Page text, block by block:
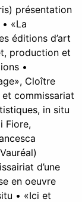
présentation
«La
éditions d’art
production et
•
Cloître
commissariat
in situ
Fiore,
d’une
en oeuvre
• «Ici et